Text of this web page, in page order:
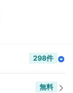
298件
無料